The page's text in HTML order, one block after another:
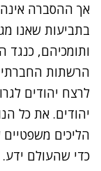
אך ההסברה
בתביעות שאנו
ותומכיהם, כנגד
הרשתות
לרצח יהודים
יהודים. את כל
הליכים
כדי שהעולם ידע.